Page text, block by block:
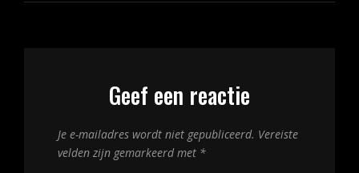
Geef een reactie
Je e-mailadres wordt niet gepubliceerd. Vereiste
velden zijn gemarkeerd met *